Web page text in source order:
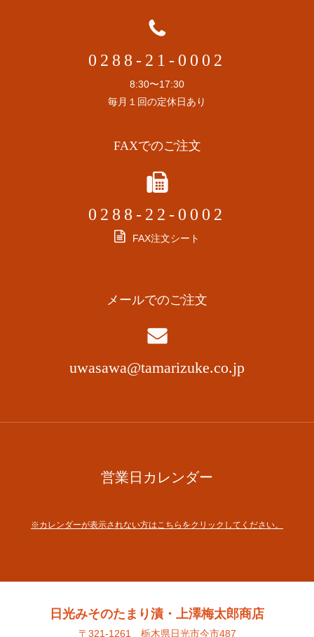
0288-21-0002
8:30〜17:30
毎月１回の定休日あり
FAXでのご注文
0288-22-0002
FAX注文シート
メールでのご注文
uwasawa@tamarizuke.co.jp
営業日カレンダー
※カレンダーが表示されない方はこちらをクリックしてください。
日光みそのたまり漬・上澤梅太郎商店
〒321-1261 栃木県日光市今市487